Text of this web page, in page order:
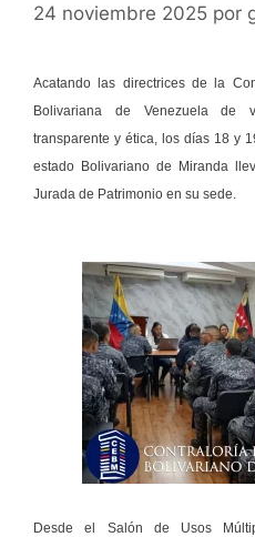
24 noviembre 2025 por
Acatando las directrices de la
Bolivariana de Venezuela de
transparente y ética, los días 18 y
estado Bolivariano de Miranda
Jurada de Patrimonio en su sede.
Desde el Salón de Usos